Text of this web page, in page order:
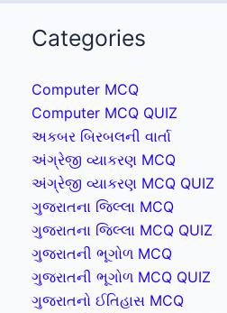
Categories
Computer MCQ
Computer MCQ QUIZ
અકબર બિરબલની વાર્તા
અંગ્રેજી વ્યાકરણ MCQ
અંગ્રેજી વ્યાકરણ MCQ QUIZ
ગુજરાતના જિલ્લા MCQ
ગુજરાતના જિલ્લા MCQ QUIZ
ગુજરાતની ભૂગોળ MCQ
ગુજરાતની ભૂગોળ MCQ QUIZ
ગુજરાતનો ઈતિહાસ MCQ